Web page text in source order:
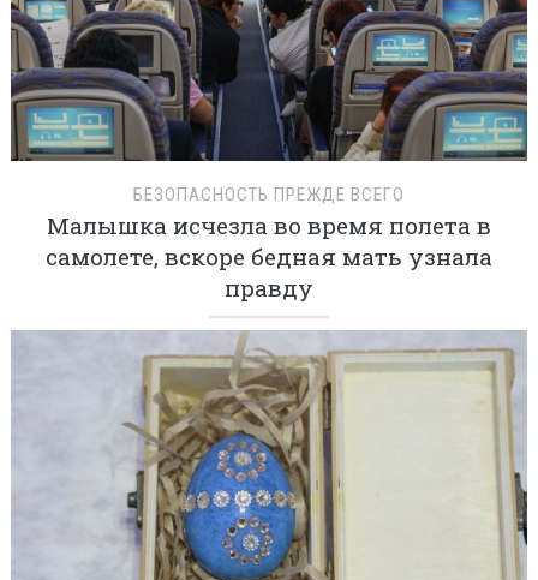
БЕЗОПАСНОСТЬ ПРЕЖДЕ ВСЕГО
Малышка исчезла во время полета в
самолете, вскоре бедная мать узнала
правду